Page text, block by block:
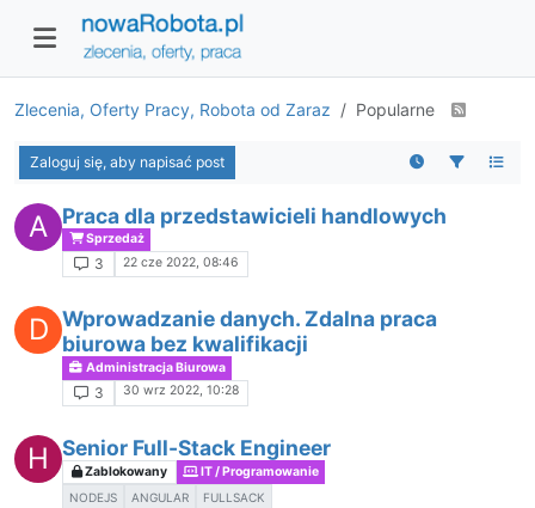
Zlecenia, Oferty Pracy, Robota od Zaraz Popularne
Zaloguj się, aby napisać post
A Praca dla przedstawicieli handlowych
Sprzedaż
3 22 cze 2022, 08:46
D Wprowadzanie danych. Zdalna praca
biurowa bez kwalifikacji
Administracja Biurowa
3 30 wrz 2022, 10:28
H Senior Full-Stack Engineer
Zablokowany IT / Programowanie
NODEJS ANGULAR FULLSACK